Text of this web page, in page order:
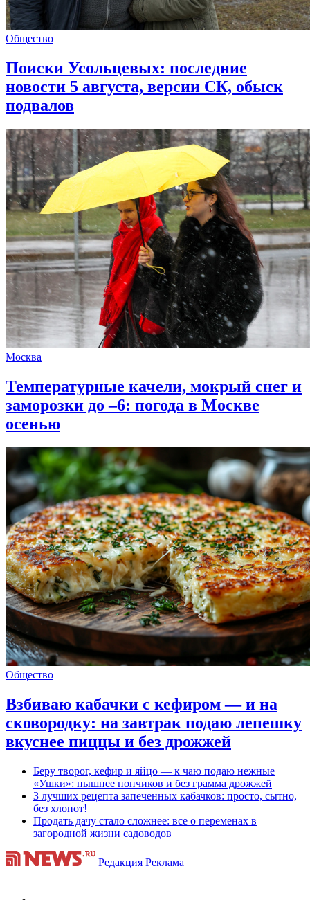
Общество
Поиски Усольцевых: последние
новости 5 августа, версии СК, обыск
подвалов
Москва
Температурные качели, мокрый снег и
заморозки до –6: погода в Москве
осенью
Общество
Взбиваю кабачки с кефиром — и на
сковородку: на завтрак подаю лепешку
вкуснее пиццы и без дрожжей
Беру творог, кефир и яйцо — к чаю подаю нежные
«Ушки»: пышнее пончиков и без грамма дрожжей
3 лучших рецепта запеченных кабачков: просто, сытно,
без хлопот!
Продать дачу стало сложнее: все о переменах в
загородной жизни садоводов
Редакция Реклама